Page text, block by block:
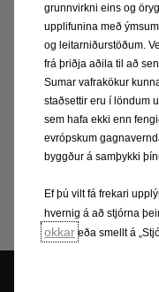
grunnvirkni eins og
upplifunina með
og leitarniðurstöðum.
frá þriðja aðila til að
Sumar vafrakökur
staðsettir eru í löndum
sem hafa ekki enn
evrópskum
byggður á samþykki
Ef þú vilt fá frekari
hvernig á að stjórna
okkar eða smellt á